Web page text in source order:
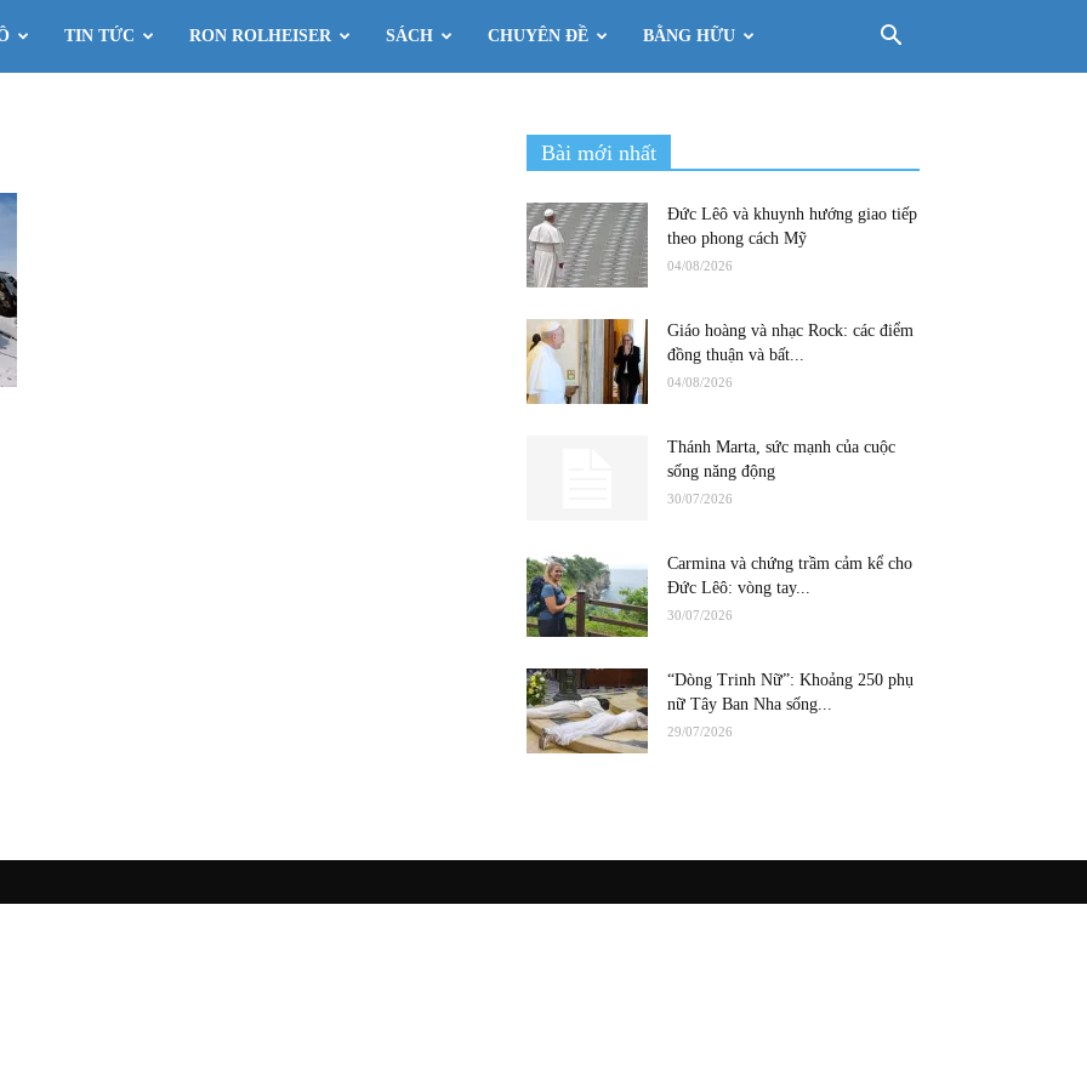
TIN TỨC RON ROLHEISER SÁCH CHUYÊN ĐỀ BẰNG HỮU
Bài mới nhất
Đức Lêô và khuynh hướng giao tiếp
theo phong cách Mỹ
04/08/2026
Giáo hoàng và nhạc Rock: các điểm
đồng thuận và bất...
04/08/2026
Thánh Marta, sức mạnh của cuộc
sống năng động
30/07/2026
Carmina và chứng trầm cảm kể cho
Đức Lêô: vòng tay...
30/07/2026
“Dòng Trinh Nữ”: Khoảng 250 phụ
nữ Tây Ban Nha sống...
29/07/2026